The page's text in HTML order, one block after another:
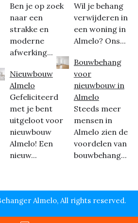
Ben je op zoek
naar een
strakke en
moderne
afwerking...
Nieuwbouw
Almelo
Gefeliciteerd
met je bent
uitgeloot voor
nieuwbouw
Almelo! Een
nieuw...
Wil je behang
verwijderen in
een woning in
Almelo? Ons...
Bouwbehang
voor
nieuwbouw in
Almelo
Steeds meer
mensen in
Almelo zien de
voordelen van
bouwbehang...
Almelo, All rights reserved.